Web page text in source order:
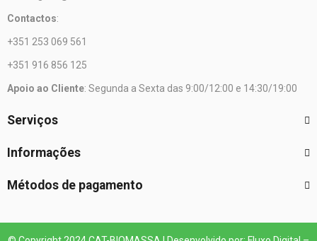
Contactos:
+351 253 069 561
+351 916 856 125
Apoio ao Cliente: Segunda a Sexta das 9:00/12:00 e 14:30/19:00
Serviços
Informações
Métodos de pagamento